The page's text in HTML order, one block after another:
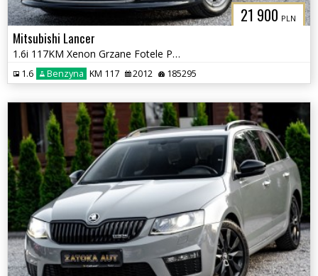
21 900 PLN
Mitsubishi Lancer
1.6i 117KM Xenon Grzane Fotele Parktronic Klimatyzacja Tempomat Serwis
1.6 Benzyna KM 117 2012 185295